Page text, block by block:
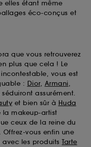
elles étant même
éco-conçus et
que vous retrouverez
plus que cela ! Le
vous est
: Dior, Armani,
séduiront assurément.
et bien sûr à Huda
la makeup-artist
ceux de la reine du
. Offrez-vous enfin une
avec les produits Tarte